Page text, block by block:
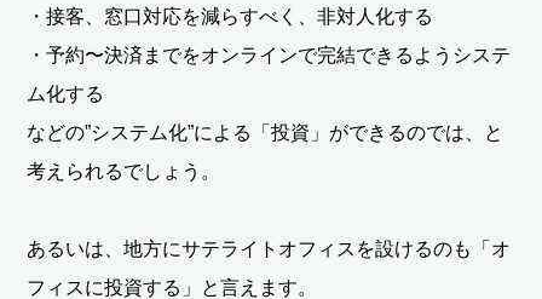
・接客、窓口対応を減らすべく、非対人化する
・予約〜決済までをオンラインで完結できるようシステ
ム化する
などの”システム化”による「投資」ができるのでは、と
考えられるでしょう。
あるいは、地方にサテライトオフィスを設けるのも「オ
フィスに投資する」と言えます。